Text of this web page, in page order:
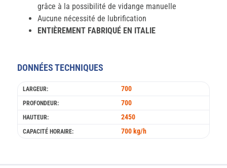
grâce à la possibilité de vidange manuelle
Aucune nécessité de lubrification
ENTIÈREMENT FABRIQUÉ EN ITALIE
DONNÉES TECHNIQUES
LARGEUR: 700
PROFONDEUR: 700
HAUTEUR: 2450
CAPACITÉ HORAIRE: 700 kg/h